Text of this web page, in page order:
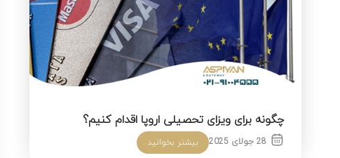
چگونه برای ویزای تحصیلی اروپا اقدام کنیم؟
28 جولای 2025 بیشتر بخوانید